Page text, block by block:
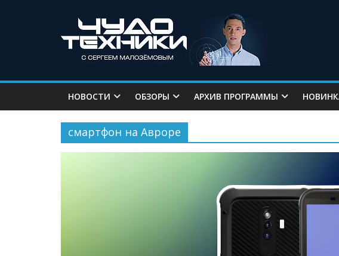
НОВОСТИ ОБЗОРЫ АРХИВ ПРОГРАММЫ
смартфон на Авроре